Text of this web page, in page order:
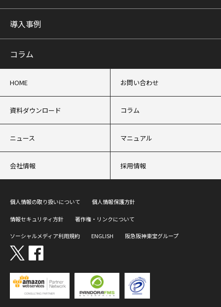
導入事例
コラム
HOME お問い合わせ
資料ダウンロード コラム
ニュース マニュアル
会社情報 採用情報
個人情報の取り扱いについて 個人情報保護方針
情報セキュリティ方針 著作権・リンクについて
ソーシャルメディア利用規約 ENGLISH 阪急阪神東宝グループ